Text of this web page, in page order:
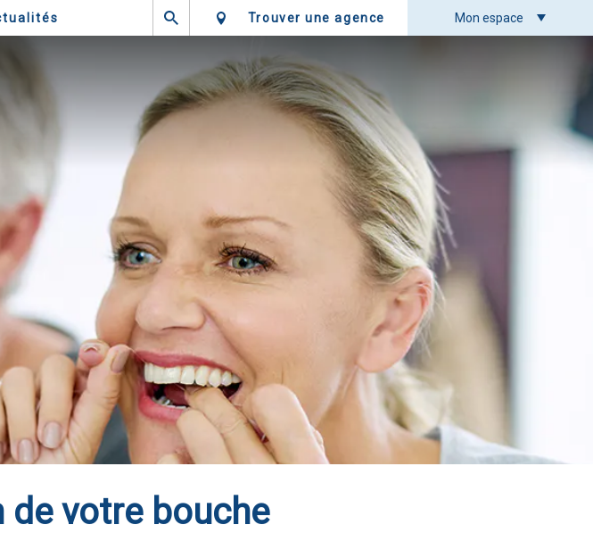
Trouver une agence Mon espace
de votre bouche